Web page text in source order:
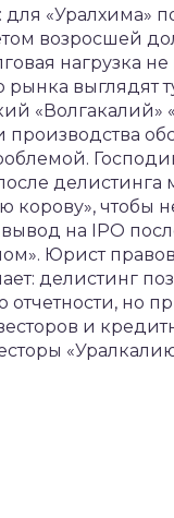
«Уралхима»
возросшей
нагрузка не
выглядят
«Волгакалий»
производства
делистинга
чтобы
на IPO
Юрист
делистинг
но
и